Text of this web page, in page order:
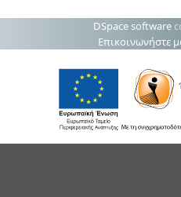
DSpace software
Επικοινωνήστε